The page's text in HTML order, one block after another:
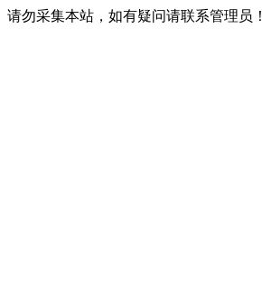
请勿采集本站，如有疑问请联系管理员！